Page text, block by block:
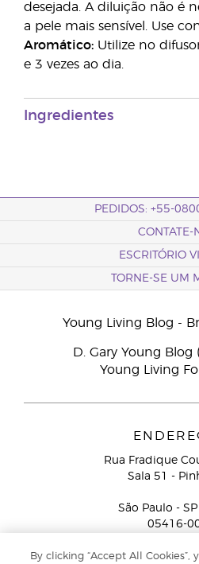
desejada. A diluição não é
a pele mais sensível. Use
Aromático: Utilize no
e 3 vezes ao dia.
Ingredientes
PEDIDOS: +55-
CONTATE-
ESCRITÓRIO
TORNE-SE UM
Young Living Blog -
D. Gary Young Blog
Young Living
Rua Fradique
Sala 51 -
São Paulo - SP
05416-
By clicking “Accept All Cookies”,